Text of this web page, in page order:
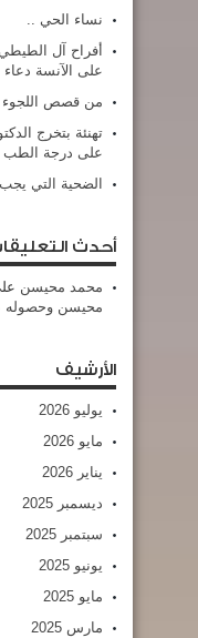
نساء الحي ..
أفراح آل
على الآنسة دعاء
من قصص
تهنئة بتخرج
على درجة الطب
الضحية التي
أحدث
محمد محيسن
محيسن وحصوله
الأرشيف
يوليو 2026
مايو 2026
يناير 2026
ديسمبر 2025
سبتمبر 2025
يونيو 2025
مايو 2025
مارس 2025